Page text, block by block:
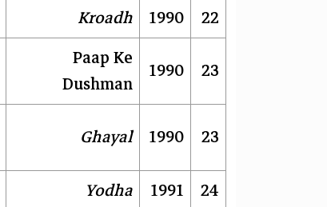
22
1990
Kroadh
23
1990
Paap Ke
Dushman
23
1990
Ghayal
24
1991
Yodha